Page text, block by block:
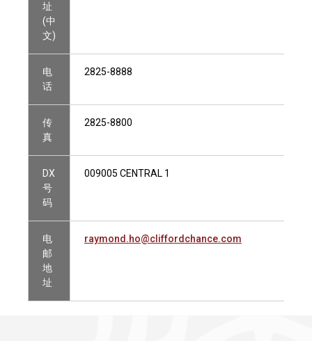
址
(中
文)
电
话
2825-8888
传
真
2825-8800
DX
号
码
009005 CENTRAL 1
电
邮
地
址
raymond.ho@cliffordchance.com